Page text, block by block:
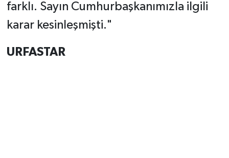
farklı. Sayın Cumhurbaşkanımızla ilgili
karar kesinleşmişti."
URFASTAR